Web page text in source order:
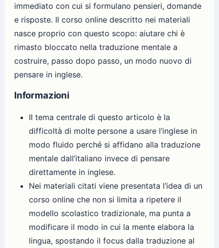
immediato con cui si formulano pensieri, domande
e risposte. Il corso online descritto nei materiali
nasce proprio con questo scopo: aiutare chi è
rimasto bloccato nella traduzione mentale a
costruire, passo dopo passo, un modo nuovo di
pensare in inglese.
Informazioni
Il tema centrale di questo articolo è la
difficoltà di molte persone a usare l’inglese in
modo fluido perché si affidano alla traduzione
mentale dall’italiano invece di pensare
direttamente in inglese.
Nei materiali citati viene presentata l’idea di un
corso online che non si limita a ripetere il
modello scolastico tradizionale, ma punta a
modificare il modo in cui la mente elabora la
lingua, spostando il focus dalla traduzione al